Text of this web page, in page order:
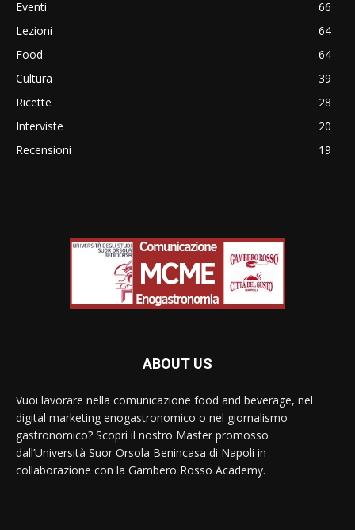
Eventi
66
Lezioni
64
Food
64
Cultura
39
Ricette
28
Interviste
20
Recensioni
19
ABOUT US
Vuoi lavorare nella comunicazione food and beverage, nel
digital marketing enogastronomico o nel giornalismo
gastronomico? Scopri il nostro Master promosso
dall’Università Suor Orsola Benincasa di Napoli in
collaborazione con la Gambero Rosso Academy.